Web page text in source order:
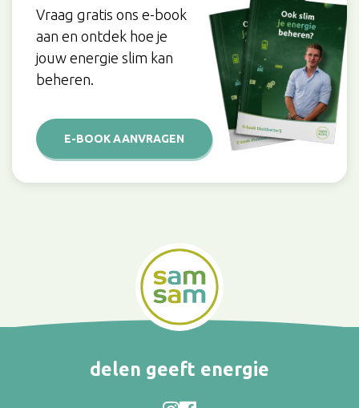
Vraag gratis ons e-book
aan en ontdek hoe je
jouw energie slim kan
beheren.
E-BOOK AANVRAGEN
delen geeft energie